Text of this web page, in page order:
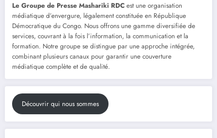
Le Groupe de Presse Mashariki RDC est une organisation
médiatique d’envergure, légalement constituée en République
Démocratique du Congo. Nous offrons une gamme diversifiée de
services, couvrant à la fois l’information, la communication et la
formation. Notre groupe se distingue par une approche intégrée,
combinant plusieurs canaux pour garantir une couverture
médiatique complète et de qualité.
Découvrir qui nous sommes